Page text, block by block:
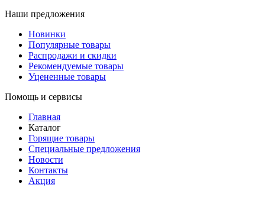
Наши предложения
Новинки
Популярные товары
Распродажи и скидки
Рекомендуемые товары
Уцененные товары
Помощь и сервисы
Главная
Каталог
Горящие товары
Специальные предложения
Новости
Контакты
Акция